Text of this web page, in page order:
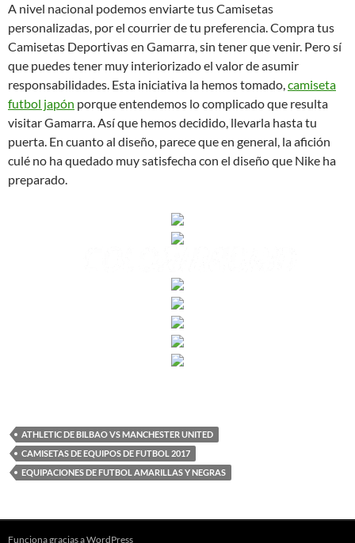
A nivel nacional podemos enviarte tus Camisetas
personalizadas, por el courrier de tu preferencia. Compra tus
Camisetas Deportivas en Gamarra, sin tener que venir. Pero sí
que puedes tener muy interiorizado el valor de asumir
responsabilidades. Esta iniciativa la hemos tomado,camiseta
futbol japón porque entendemos lo complicado que resulta
visitar Gamarra. Así que hemos decidido, llevarla hasta tu
puerta. En cuanto al diseño, parece que en general, la afición
culé no ha quedado muy satisfecha con el diseño que Nike ha
preparado.
ATHLETIC DE BILBAO VS MANCHESTER UNITED
CAMISETAS DE EQUIPOS DE FUTBOL 2017
EQUIPACIONES DE FUTBOL AMARILLAS Y NEGRAS
Funciona gracias a WordPress